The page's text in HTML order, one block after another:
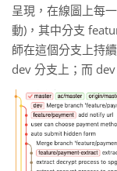
呈現，在線圖上每
動)，其中分支
師在這個分支上持
dev 分支上；而